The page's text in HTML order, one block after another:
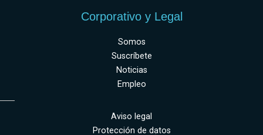
Corporativo y Legal
Somos
Suscríbete
Noticias
Empleo
Aviso legal
Protección de datos